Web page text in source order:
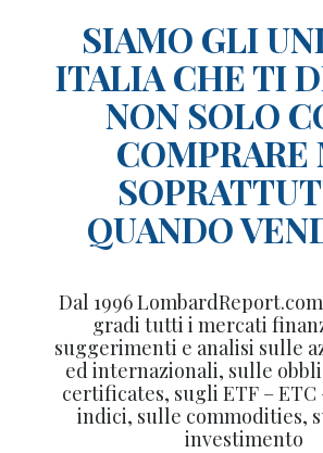
SIAMO GLI
ITALIA CHE TI
NON SOLO
COMPRARE
QUANDO
Dal 1996
gradi tutti i mercati
suggerimenti e analisi sulle
ed internazionali, sulle
certificates, sugli ETF – ETC
indici, sulle commodities,
investimento